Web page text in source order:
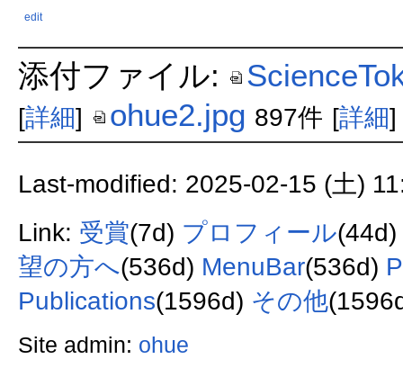
edit
添付ファイル:
[詳細] ohue2.jpg 897件 [詳細]
Last-modified: 2025-02-15 (土)
Link: 受賞(7d) プロフィール(44d)
望の方へ(536d) MenuBar(536d)
Publications(1596d) その他
Site admin: ohue